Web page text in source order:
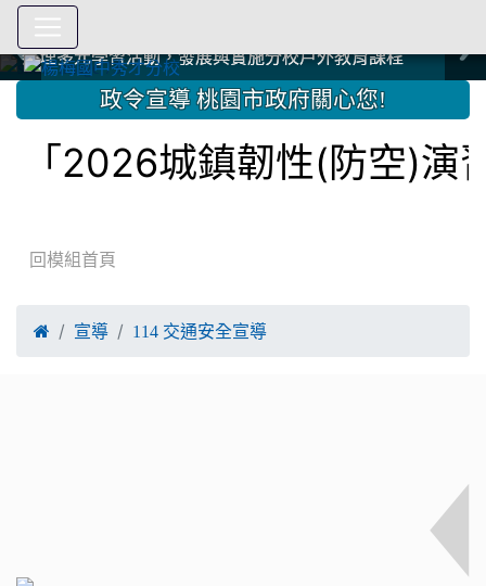
中國信託商業銀行 2023.04.22 愛傳球計畫
中國信託商業銀行 2023.04.22 愛傳球計畫
辦理多元學習活動，發展與實施分校戶外教育課程
辦理多元學習活動，發展與實施分校戶外教育課程
爭取社會資源，傳愛與溫暖：2024.3.19 桃園市家長會與桃
園女子美容商業童也工會義剪活動
爭取社會資源，傳愛與溫暖：2024.3.19 桃園市家長會與桃
園女子美容商業童也工會義剪活動
112學年度畢業學生與師長合照
112學年度畢業學生與師長合照
辦理多元學習活動，發展與實施分校戶外教育課程
辦理多元學習活動，發展與實施分校戶外教育課程
爭取社會資源，傳愛與溫暖：110.12.22 國際獅子會與本校
師生歲末感恩活動
爭取社會資源，傳愛與溫暖：110.12.22 國際獅子會與本校
師生歲末感恩活動
爭取社會資源，傳愛與溫暖：110.12.22 國際獅子會贈送本
校學生耶誕禮物
爭取社會資源，傳愛與溫暖：110.12.22 國際獅子會贈送本
校學生耶誕禮物
112.9.27參觀客家博覽會
112.9.27參觀客家博覽會
2023.12.27 國際獅子會贈送本校學生耶誕禮物
2023.12.27 國際獅子會贈送本校學生耶誕禮物
2023.12.27 國際獅子會贊助本校學生獎助學金
2023.12.27 國際獅子會贊助本校學生獎助學金
2023.12.27 聖誕感恩歌謠競賽；本校師生與國際獅子會獅
兄、師姐同樂
2023.12.27 聖誕感恩歌謠競賽；本校師生與國際獅子會獅
兄、師姐同樂
建置優質學習空間；合作互惠，建立良善公共關係
建置優質學習空間；合作互惠，建立良善公共關係
::: 政令宣導 桃園市政府關心您!
2026城鎮韌性(防空)演習
回模組首頁
 宣導 114 交通安全宣導